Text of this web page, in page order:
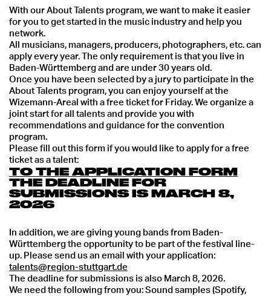
With our About Talents program, we want to make it easier
for you to get started in the music industry and help you
network.
All musicians, managers, producers, photographers, etc. can
apply every year. The only requirement is that you live in
Baden-Württemberg and are under 30 years old.
Once you have been selected by a jury to participate in the
About Talents program, you can enjoy yourself at the
Wizemann-Areal with a free ticket for Friday. We organize a
joint start for all talents and provide you with
recommendations and guidance for the convention
program.
Please fill out this form if you would like to apply for a free
ticket as a talent:
TO THE APPLICATION FORM
THE DEADLINE FOR
SUBMISSIONS IS MARCH 8,
2026
In addition, we are giving young bands from Baden-
Württemberg the opportunity to be part of the festival line-
up. Please send us an email with your application:
talents@region-stuttgart.de
The deadline for submissions is also March 8, 2026.
We need the following from you: Sound samples (Spotify,